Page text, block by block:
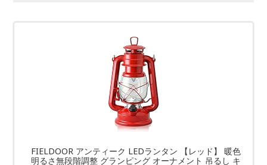
FIELDOOR アンティーク LEDランタン 【レッド】 暖色
明るさ無段階調整 グランピング オーナメント 吊るし キ